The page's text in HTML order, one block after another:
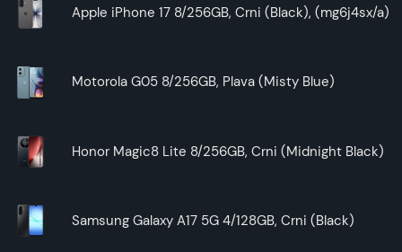
Apple iPhone 17 8/256GB, Crni (Black), (mg6j4sx/a)
Motorola G05 8/256GB, Plava (Misty Blue)
Honor Magic8 Lite 8/256GB, Crni (Midnight Black)
Samsung Galaxy A17 5G 4/128GB, Crni (Black)